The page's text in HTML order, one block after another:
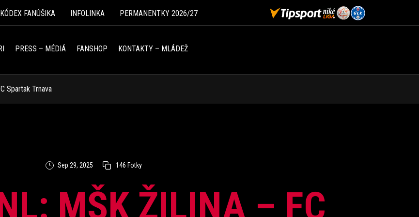
FANÚŠIKA INFOLINKA PERMANENTKY 2026/27
PRESS – MÉDIÁ FANSHOP KONTAKTY – MLÁDEŽ
Spartak Trnava
Sep 29, 2025 146 Fotky
MŠK ŽILINA – FC